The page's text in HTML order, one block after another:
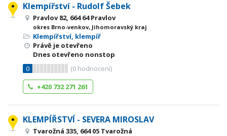
Klempířství - Rudolf Šebek
Pravlov 82, 664 64 Pravlov
okres Brno-venkov, Jihomoravský kraj
Klempířství, klempíř
Právě je otevřeno
Dnes otevřeno nonstop
0
(0 hodnocení)
+420 732 271 261
KLEMPÍŘSTVÍ - SEVERA MIROSLAV
Tvarožná 335, 664 05 Tvarožná